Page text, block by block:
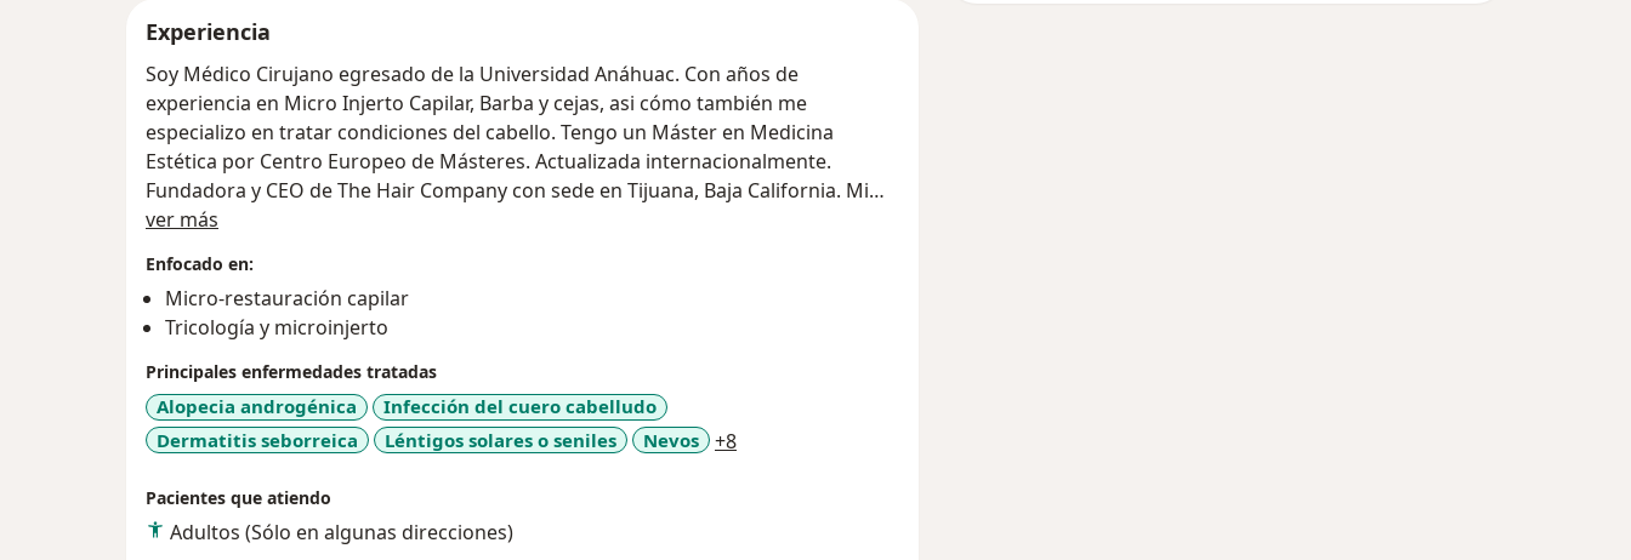
Experiencia
Soy Médico Cirujano egresado de la Universidad Anáhuac. Con años de
experiencia en Micro Injerto Capilar, Barba y cejas, asi cómo también me
especializo en tratar condiciones del cabello. Tengo un Máster en Medicina
Estética por Centro Europeo de Másteres. Actualizada internacionalmente.
Fundadora y CEO de The Hair Company con sede en Tijuana, Baja California. Mi
prioridad es la salud de mis pacientes, por lo que cada procedimiento se realiza
tratamiento. Me gusta conocer a mis pacientes y cumplir con sus expectativas,
siempre poniendo como prioridad una atención médica de calidad.
ver más
Enfocado en:
Micro-restauración capilar
Tricología y microinjerto
Principales enfermedades tratadas
Alopecia androgénica
Infección del cuero cabelludo
Dermatitis seborreica
Léntigos solares o seniles Nevos +8a11y_sr_more_diseases
Pacientes que atiendo
Adultos (Sólo en algunas direcciones)